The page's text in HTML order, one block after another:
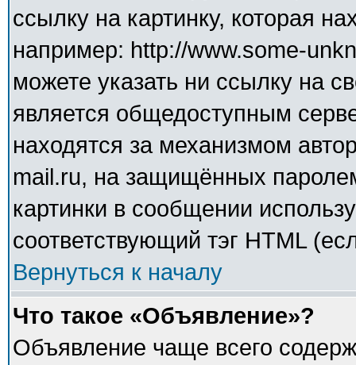
ссылку на картинку, которая
например: http://www.some-
можете указать ни ссылку на
является общедоступным
находятся за механизмом
mail.ru, на защищённых
картинки в сообщении
соответствующий тэг HTML
Вернуться к началу
Что такое «Объявление»?
Объявление чаще всего